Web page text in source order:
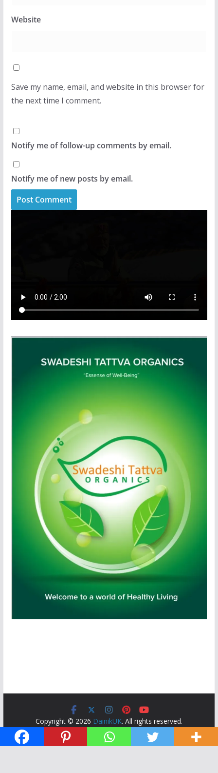
Website
Save my name, email, and website in this browser for
the next time I comment.
Notify me of follow-up comments by email.
Notify me of new posts by email.
Copyright © 2026 DainikUK. All rights reserved.
Theme:
ColorMag by ThemeGrill. Powered by WordPress.